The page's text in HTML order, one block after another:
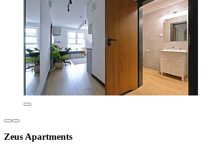
Zeus Apartments